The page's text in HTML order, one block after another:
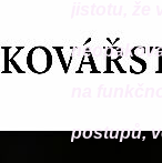
postupů,